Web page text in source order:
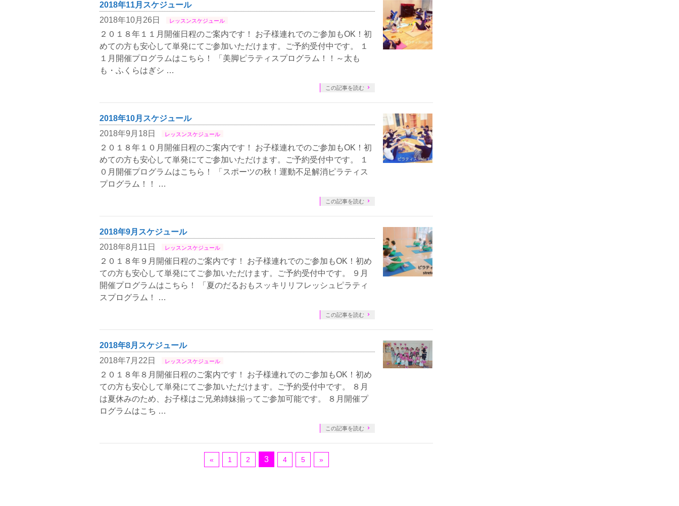
2018年11月スケジュール
2018年10月26日
レッスンスケジュール
２０１８年１１月開催日程のご案内です！ お子様連れでのご参加もOK！初
めての方も安心して単発にてご参加いただけます。ご予約受付中です。 １
１月開催プログラムはこちら！ 「美脚ピラティスプログラム！！～太も
も・ふくらはぎシ …
この記事を読む
2018年10月スケジュール
2018年9月18日
レッスンスケジュール
２０１８年１０月開催日程のご案内です！ お子様連れでのご参加もOK！初
めての方も安心して単発にてご参加いただけます。ご予約受付中です。 １
０月開催プログラムはこちら！ 「スポーツの秋！運動不足解消ピラティス
プログラム！！ …
この記事を読む
2018年9月スケジュール
2018年8月11日
レッスンスケジュール
２０１８年９月開催日程のご案内です！ お子様連れでのご参加もOK！初め
ての方も安心して単発にてご参加いただけます。ご予約受付中です。 ９月
開催プログラムはこちら！ 「夏のだるおもスッキリリフレッシュピラティ
スプログラム！ …
この記事を読む
2018年8月スケジュール
2018年7月22日
レッスンスケジュール
２０１８年８月開催日程のご案内です！ お子様連れでのご参加もOK！初め
ての方も安心して単発にてご参加いただけます。ご予約受付中です。 ８月
は夏休みのため、お子様はご兄弟姉妹揃ってご参加可能です。 ８月開催プ
ログラムはこち …
この記事を読む
« 1 2 3 4 5 »